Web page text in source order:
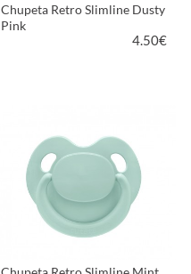
Chupeta Retro Slimline Dusty
Pink
4.50€